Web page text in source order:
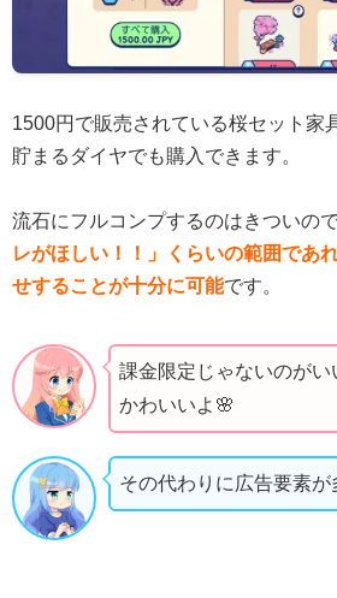
1500円で販売されている桜セット家
貯まるダイヤでも購入できます。
流石にフルコンプするのはきついの
レがほしい！！」くらいの範囲であ
せすることが十分に可能です。
課金限定じゃないのが
かわいいよ🌸
その代わりに広告要素が